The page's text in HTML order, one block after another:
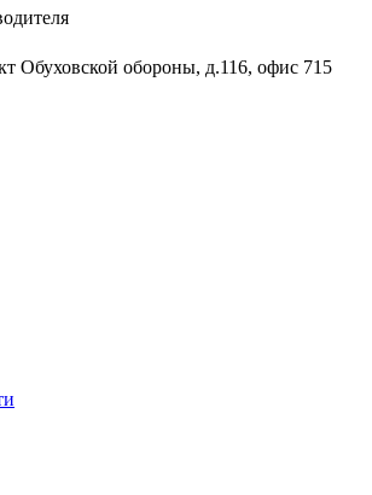
Обуховской обороны, д.116, офис 715